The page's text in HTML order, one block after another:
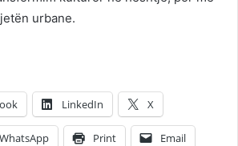
urbane.
LinkedIn X
WhatsApp Print Email